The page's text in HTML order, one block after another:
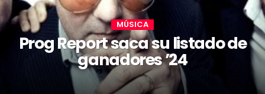
MÚSICA
Prog Report saca su listado de
ganadores ’24